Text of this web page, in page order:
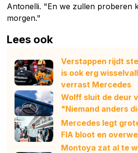
Antonelli. "En we zullen proberen
morgen."
Lees ook
Verstappen rijdt
is ook erg
verrast Mercedes
Wolff sluit de deur
"Niemand anders
Mercedes legt
FIA bloot en
Montoya zat al te